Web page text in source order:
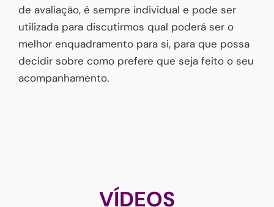
de avaliação, é sempre individual e pode ser
utilizada para discutirmos qual poderá ser o
melhor enquadramento para si, para que possa
decidir sobre como prefere que seja feito o seu
acompanhamento.
VÍDEOS